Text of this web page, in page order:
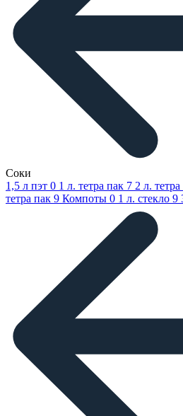
Соки
1,5 л пэт 0 1 л. тетра пак 7 2 л.
тетра пак 9 Компоты 0 1 л. стекло 9